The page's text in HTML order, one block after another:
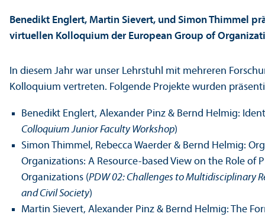
Benedikt Englert, Martin Sievert, und Simon Thimmel
virtuellen Kolloquium der European Group of
In diesem Jahr war unser Lehr­stuhl mit mehreren
Kolloquium vertreten. Folgende Projekte wurden
Benedikt Englert, Alexander Pinz & Bernd Helmig:
Colloquium Junior Faculty Workshop)
Simon Thimmel, Rebecca Waerder & Bernd Helmig:
Organizations: A Resource-based View on the Role
Organizations (PDW 02: Challenges to Multidisciplinary
and Civil Society)
Martin Sievert, Alexander Pinz & Bernd Helmig: The